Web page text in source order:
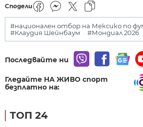
Сподели
#национален отбор на Мексико по
#Клаудия Шейнбаум
#Мондиал 2026
Последвайте ни
Гледайте НА ЖИВО спорт
безплатно на:
ТОП 24